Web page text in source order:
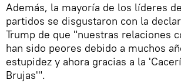
Además, la mayoría de los líderes
partidos se disgustaron con la
Trump de que "nuestras relaciones
han sido peores debido a muchos
estupidez y ahora gracias a la
Brujas'".